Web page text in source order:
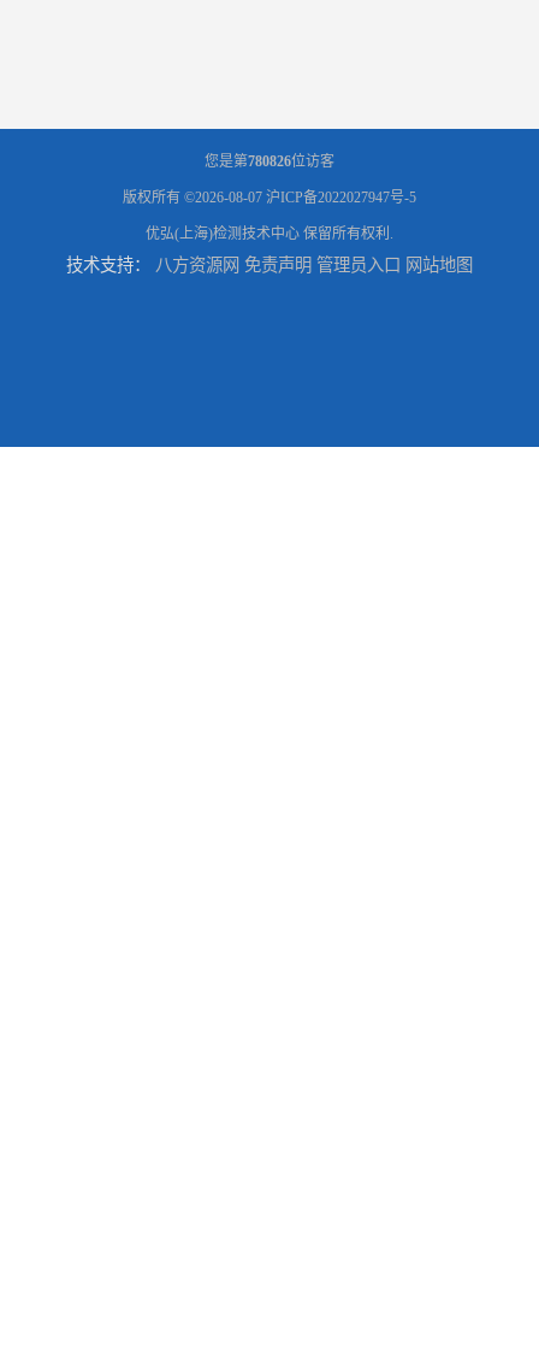
您是第780826位访客
版权所有 ©2026-08-07 沪ICP备2022027947号-5
优弘(上海)检测技术中心 保留所有权利.
技术支持： 八方资源网 免责声明 管理员入口 网站地图